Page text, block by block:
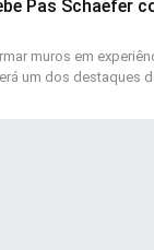
Pas Schaefer
muros em
um dos destaques